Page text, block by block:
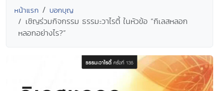
หน้าแรก บอกบุญ
เชิญร่วมกิจกรรม ธรรมะวาไรตี้ ในหัวข้อ “กิเลสหลอก
หลอกอย่างไร?”